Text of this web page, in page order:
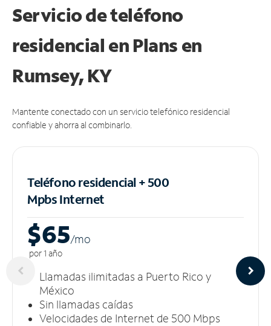
Servicio de teléfono
residencial en Plans en
Rumsey, KY
Mantente conectado con un servicio telefónico residencial
confiable y ahorra al combinarlo.
Teléfono residencial + 500
MpbsInternet
$65/mo
por 1 año
Llamadas ilimitadas a Puerto Rico y
México
Sin llamadas caídas
Velocidades de Internet de 500 Mbps